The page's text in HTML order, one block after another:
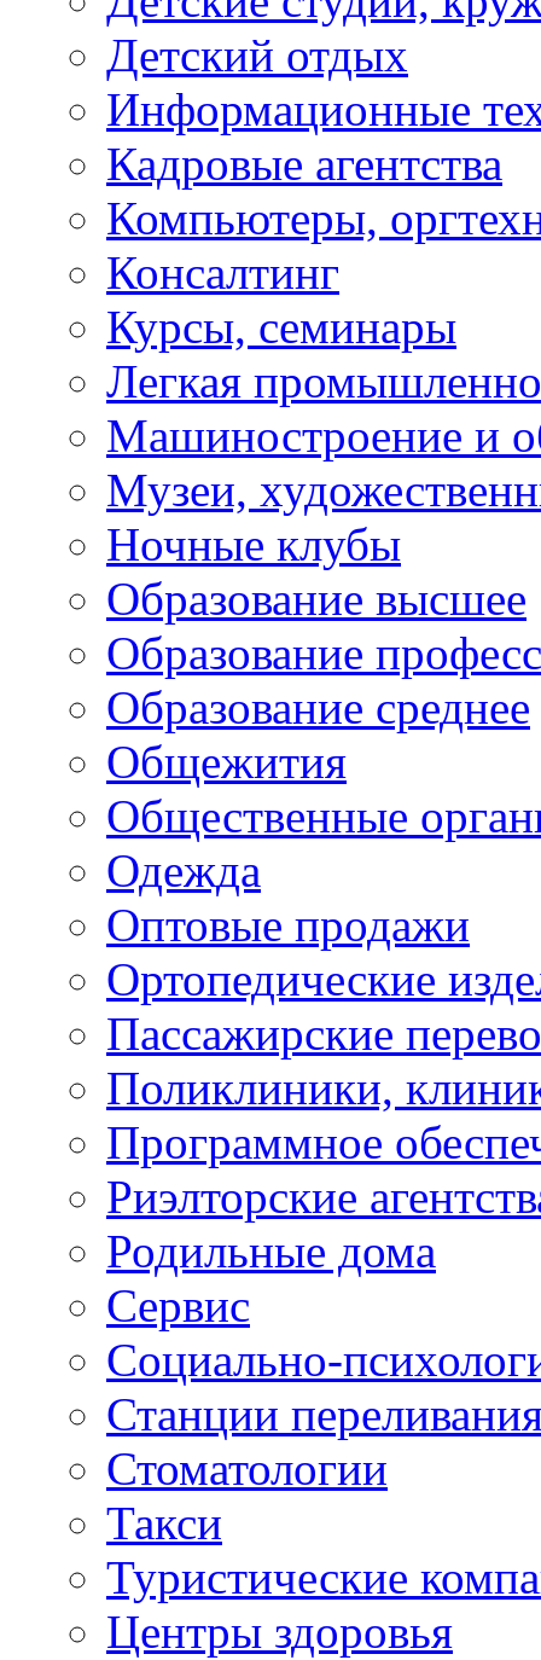
Детский отдых
Информационные
Кадровые агентства
Компьютеры,
Консалтинг
Курсы, семинары
Легкая
Машиностроение и
Музеи,
Ночные клубы
Образование высшее
Образование
Образование среднее
Общежития
Общественные
Одежда
Оптовые продажи
Ортопедические
Пассажирские
Поликлиники,
Программное
Риэлторские
Родильные дома
Сервис
Социально-
Станции
Стоматологии
Такси
Туристические
Центры здоровья